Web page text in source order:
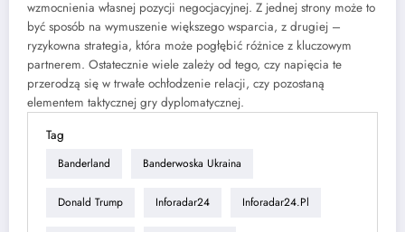
wzmocnienia własnej pozycji negocjacyjnej. Z jednej strony może to
być sposób na wymuszenie większego wsparcia, z drugiej –
ryzykowna strategia, która może pogłębić różnice z kluczowym
partnerem. Ostatecznie wiele zależy od tego, czy napięcia te
przerodzą się w trwałe ochłodzenie relacji, czy pozostaną
elementem taktycznej gry dyplomatycznej.
Tag
Banderland Banderwoska Ukraina
Donald Trump Inforadar24 Inforadar24.pl